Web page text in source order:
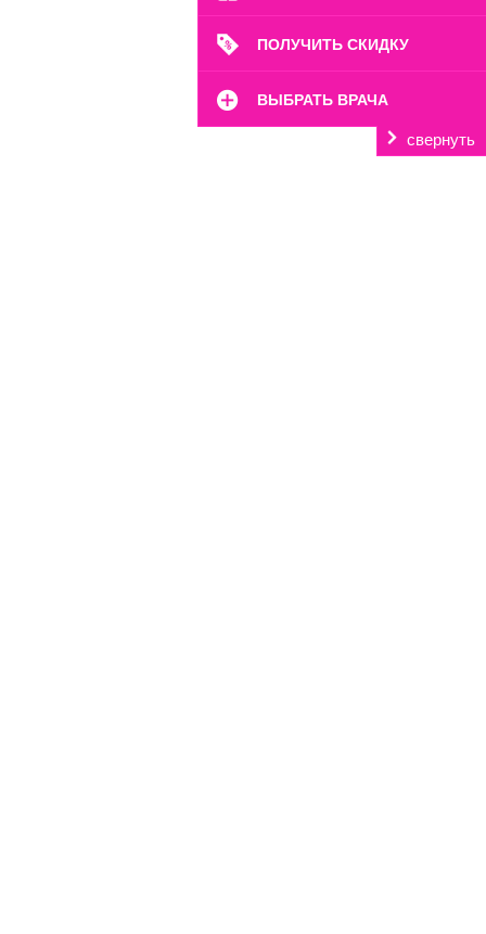
ПОЛУЧИТЬ СКИДКУ
ВЫБРАТЬ ВРАЧА
свернуть